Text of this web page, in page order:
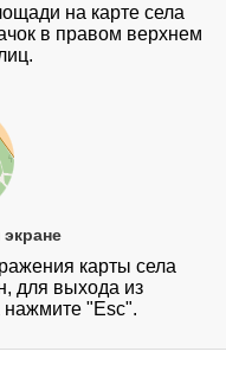
на карте села
в правом верхнем
карты села
для выхода из
нажмите "Esc".